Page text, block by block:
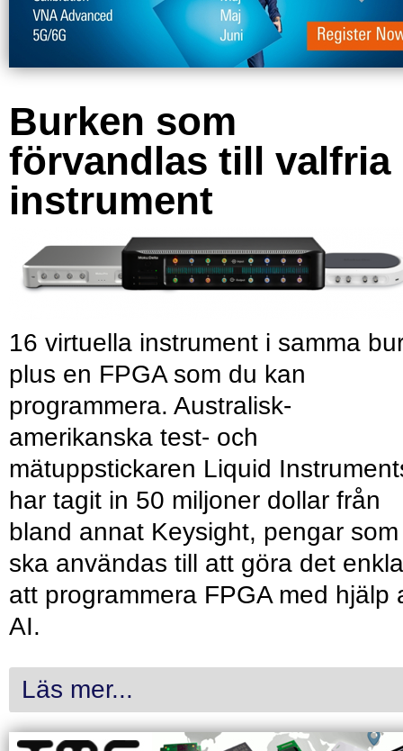
Burken som
förvandlas till valfria
instrument
16 virtuella instrument i samma
plus en FPGA som du kan
programmera. Australisk-
amerikanska test- och
mätuppstickaren Liquid
har tagit in 50 miljoner dollar från
bland annat Keysight, pengar som
ska användas till att göra det
att programmera FPGA med hjälp
AI.
Läs mer...